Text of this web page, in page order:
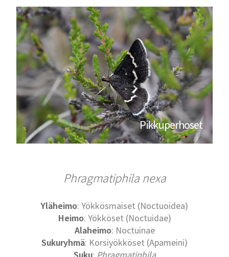
Pikkuperhoset
Phragmatiphila nexa
Yläheimo: Yökkösmaiset (Noctuoidea)
Heimo: Yökköset (Noctuidae)
Alaheimo: Noctuinae
Sukuryhmä: Korsiyökköset (Apameini)